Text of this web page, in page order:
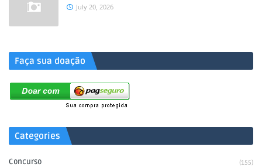
July 20, 2026
Faça sua doação
Categories
Concurso (155)